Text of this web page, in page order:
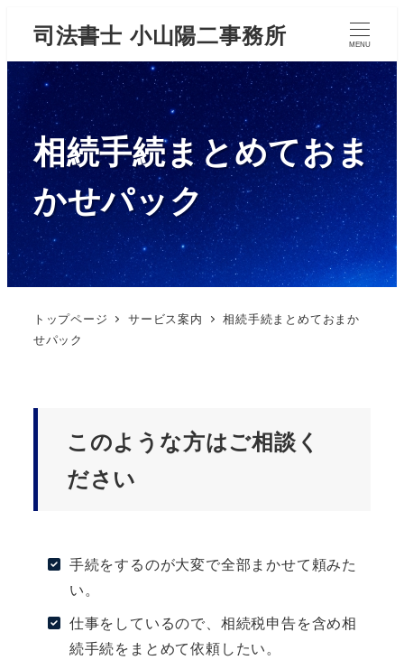
司法書士 小山陽二事務所 MENU
相続手続まとめておま
かせパック
トップページ サービス案内
相続手続まとめておまか
せパック
このような方はご相談く
ださい
手続をするのが大変で全部まかせて頼みた
い。
仕事をしているので、相続税申告を含め相
続手続をまとめて依頼したい。